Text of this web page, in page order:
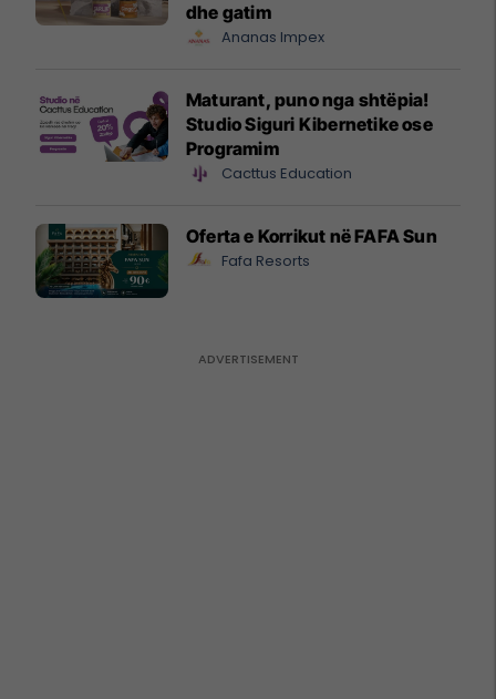
dhe gatim
Ananas Impex
Maturant, puno nga shtëpia!
Studio Siguri Kibernetike ose
Programim
Cacttus Education
Oferta e Korrikut në FAFA Sun
Fafa Resorts